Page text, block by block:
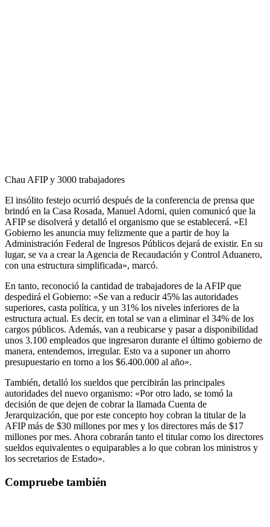
Chau AFIP y 3000 trabajadores
El insólito festejo ocurrió después de la conferencia de prensa que
brindó en la Casa Rosada, Manuel Adorni, quien comunicó que la
AFIP se disolverá y detalló el organismo que se establecerá. «El
Gobierno les anuncia muy felizmente que a partir de hoy la
Administración Federal de Ingresos Públicos dejará de existir. En su
lugar, se va a crear la Agencia de Recaudación y Control Aduanero,
con una estructura simplificada», marcó.
En tanto, reconoció la cantidad de trabajadores de la AFIP que
despedirá el Gobierno: «Se van a reducir 45% las autoridades
superiores, casta política, y un 31% los niveles inferiores de la
estructura actual. Es decir, en total se van a eliminar el 34% de los
cargos públicos. Además, van a reubicarse y pasar a disponibilidad
unos 3.100 empleados que ingresaron durante el último gobierno de
manera, entendemos, irregular. Esto va a suponer un ahorro
presupuestario en torno a los $6.400.000 al año».
También, detalló los sueldos que percibirán las principales
autoridades del nuevo organismo: «Por otro lado, se tomó la
decisión de que dejen de cobrar la llamada Cuenta de
Jerarquización, que por este concepto hoy cobran la titular de la
AFIP más de $30 millones por mes y los directores más de $17
millones por mes. Ahora cobrarán tanto el titular como los directores
sueldos equivalentes o equiparables a lo que cobran los ministros y
los secretarios de Estado».
Compruebe también